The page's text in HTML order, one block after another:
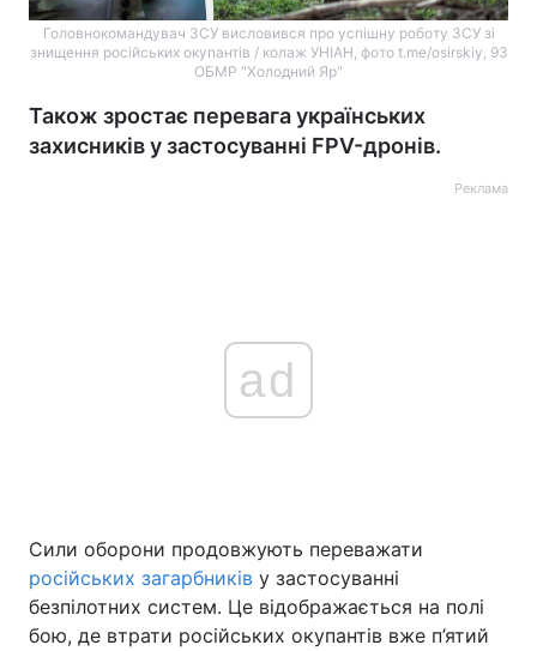
Головнокомандувач ЗСУ висловився про успішну роботу ЗСУ зі
знищення російських окупантів / колаж УНІАН, фото t.me/osirskiy, 93
ОБМР "Холодний Яр"
Також зростає перевага українських
захисників у застосуванні FPV-дронів.
Реклама
ad
Сили оборони продовжують переважати
російських загарбників у застосуванні
безпілотних систем. Це відображається на полі
бою, де втрати російських окупантів вже п’ятий